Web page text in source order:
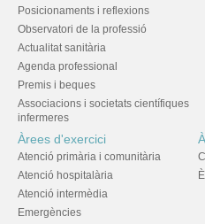
Posicionaments i reflexions
Observatori de la professió
Actualitat sanitària
Agenda professional
Premis i beques
Associacions i societats científiques
infermeres
Àrees d'exercici
Atenció primària i comunitària
Atenció hospitalària
Atenció intermèdia
Emergències